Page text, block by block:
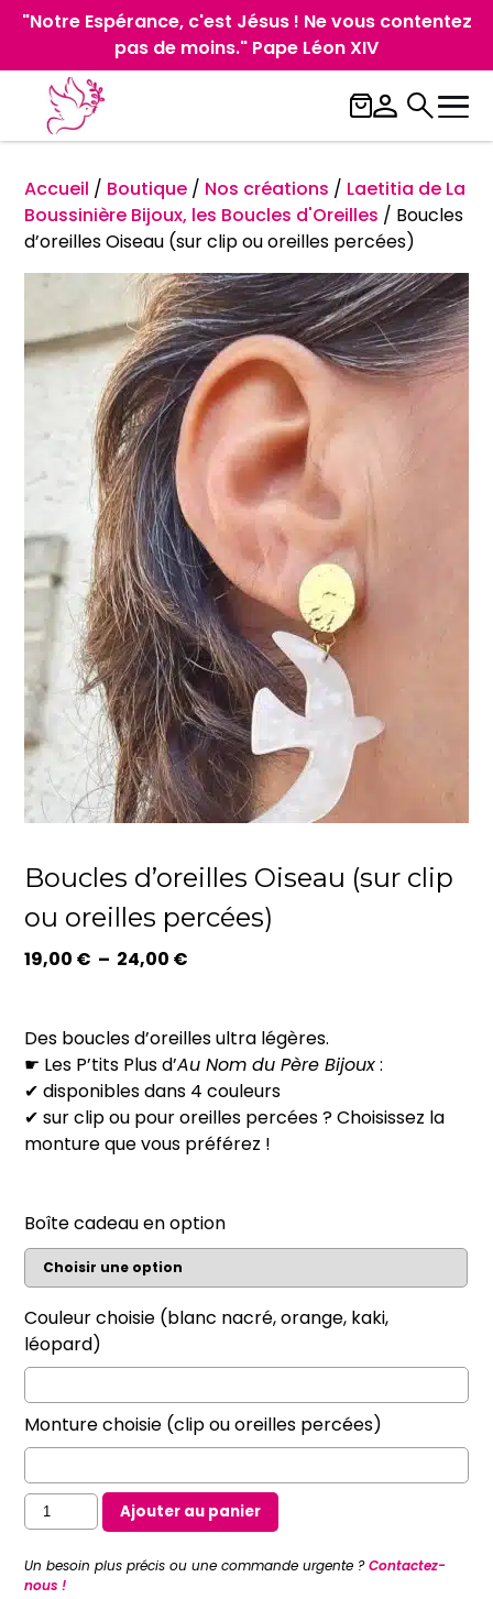
"Notre Espérance, c'est Jésus ! Ne vous contentez
pas de moins." Pape Léon XIV
Accueil / Boutique / Nos créations / Laetitia de La
Boussinière Bijoux, les Boucles d'Oreilles / Boucles
d’oreilles Oiseau (sur clip ou oreilles percées)
Boucles d’oreilles Oiseau (sur clip
ou oreilles percées)
19,00 € – 24,00 €
19,00 €
à
24,00 €
Des boucles d’oreilles ultra légères.
☛ Les P’tits Plus d’Au Nom du Père Bijoux:
✔ disponibles dans 4 couleurs
✔ sur clip ou pour oreilles percées ? Choisissez la
monture que vous préférez !
Boîte cadeau en option
Couleur choisie (blanc nacré, orange, kaki,
léopard)
Monture choisie (clip ou oreilles percées)
quantité
de
Boucles
d'oreilles
Ajouter au panier
Un besoin plus précis ou une commande urgente ?Contactez-
nous !